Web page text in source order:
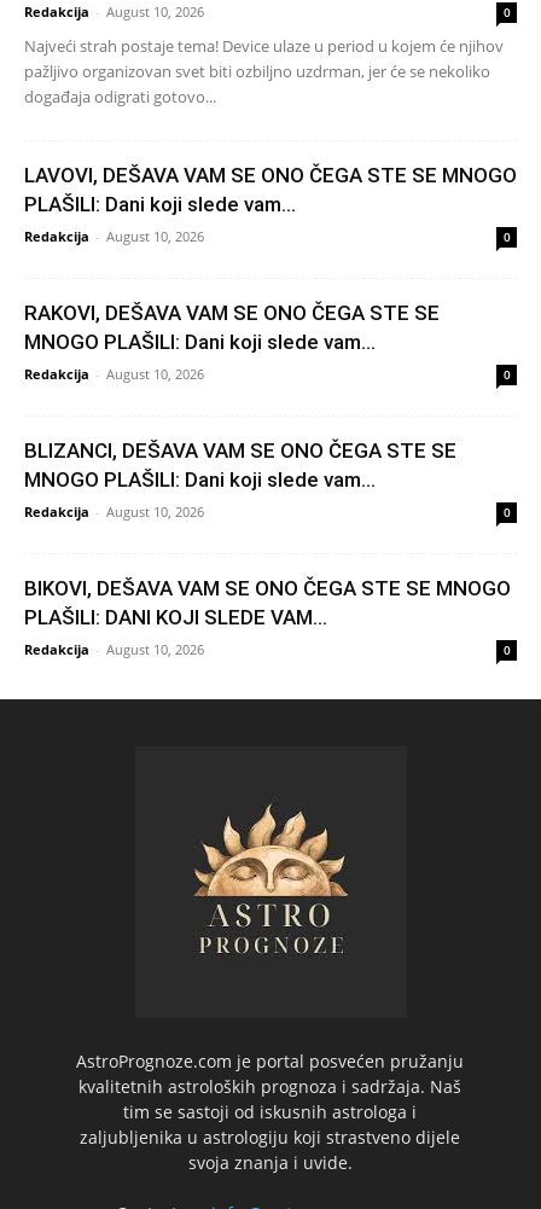
Redakcija - August 10, 2026 0
Najveći strah postaje tema! Device ulaze u period u kojem će njihov
pažljivo organizovan svet biti ozbiljno uzdrman, jer će se nekoliko
događaja odigrati gotovo...
LAVOVI, DEŠAVA VAM SE ONO ČEGA STE SE MNOGO
PLAŠILI: Dani koji slede vam...
Redakcija - August 10, 2026 0
RAKOVI, DEŠAVA VAM SE ONO ČEGA STE SE
MNOGO PLAŠILI: Dani koji slede vam...
Redakcija - August 10, 2026 0
BLIZANCI, DEŠAVA VAM SE ONO ČEGA STE SE
MNOGO PLAŠILI: Dani koji slede vam...
Redakcija - August 10, 2026 0
BIKOVI, DEŠAVA VAM SE ONO ČEGA STE SE MNOGO
PLAŠILI: DANI KOJI SLEDE VAM...
Redakcija - August 10, 2026 0
AstroPrognoze.com je portal posvećen pružanju
kvalitetnih astroloških prognoza i sadržaja. Naš
tim se sastoji od iskusnih astrologa i
zaljubljenika u astrologiju koji strastveno dijele
svoja znanja i uvide.